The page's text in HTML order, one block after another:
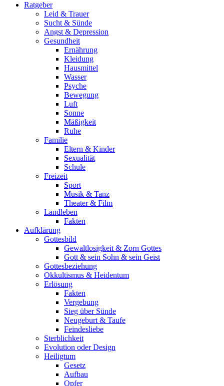
Ratgeber
Leid & Trauer
Sucht & Sünde
Angst & Depression
Gesundheit
Ernährung
Kleidung
Hausmittel
Wasser
Psyche
Bewegung
Luft
Sonne
Mäßigkeit
Ruhe
Familie
Eltern & Kinder
Sexualität
Schule
Freizeit
Sport
Musik & Tanz
Theater & Film
Landleben
Fakten
Aufklärung
Gottesbild
Gewaltlosigkeit & Zorn Gottes
Gott & sein Sohn & sein Geist
Gottesbeziehung
Okkultismus & Heidentum
Erlösung
Fakten
Vergebung
Sieg über Sünde
Neugeburt & Taufe
Feindesliebe
Sterblichkeit
Evolution oder Design
Heiligtum
Gesetz
Aufbau
Opfer